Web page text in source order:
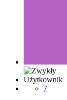
Użytkownik
7